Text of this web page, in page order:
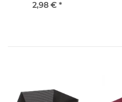
2,98 € *